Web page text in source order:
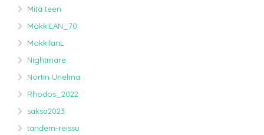
Mitä teen
MökkiLAN_70
MokkilanL
Nightmare
Nörtin Unelma
Rhodos_2022
saksa2023
tandem-reissu